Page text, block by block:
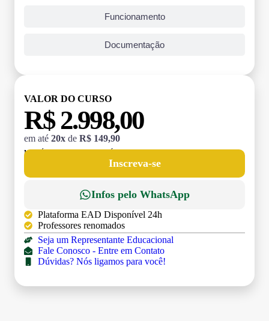
Funcionamento
Documentação
VALOR DO CURSO
R$ 2.998,00
em até 20x de R$ 149,90
MATRÍCULA:
Inscreva-se
Infos pelo WhatsApp
Plataforma EAD Disponível 24h
Professores renomados
Seja um Representante Educacional
Fale Conosco - Entre em Contato
Dúvidas? Nós ligamos para você!